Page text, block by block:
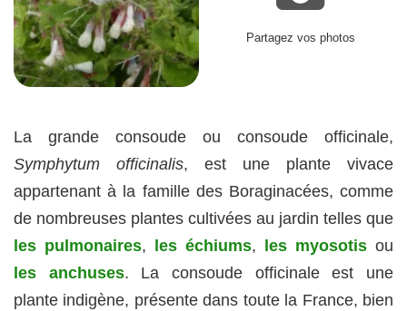
Partagez vos photos
La grande consoude ou consoude officinale,
Symphytum officinalis, est une plante vivace
appartenant à la famille des Boraginacées, comme
de nombreuses plantes cultivées au jardin telles que
les pulmonaires, les échiums, les myosotis ou
les anchuses. La consoude officinale est une
plante indigène, présente dans toute la France, bien